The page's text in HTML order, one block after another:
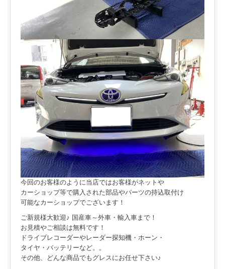
今回のお客様のように当店ではお客様がネットや
カーショップ等で購入された部品やパーツの持込取付け
可能なカーショップでございます！
ご新規様大歓迎♪ 国産車～外車・輸入車まで！
お見積やご相談は無料です！
ドライブレコーダーやレーダー探知機・ホーン・
タイヤ・バッテリーなど。。
その他、どんな商品でもグレスにお任せ下さい♪